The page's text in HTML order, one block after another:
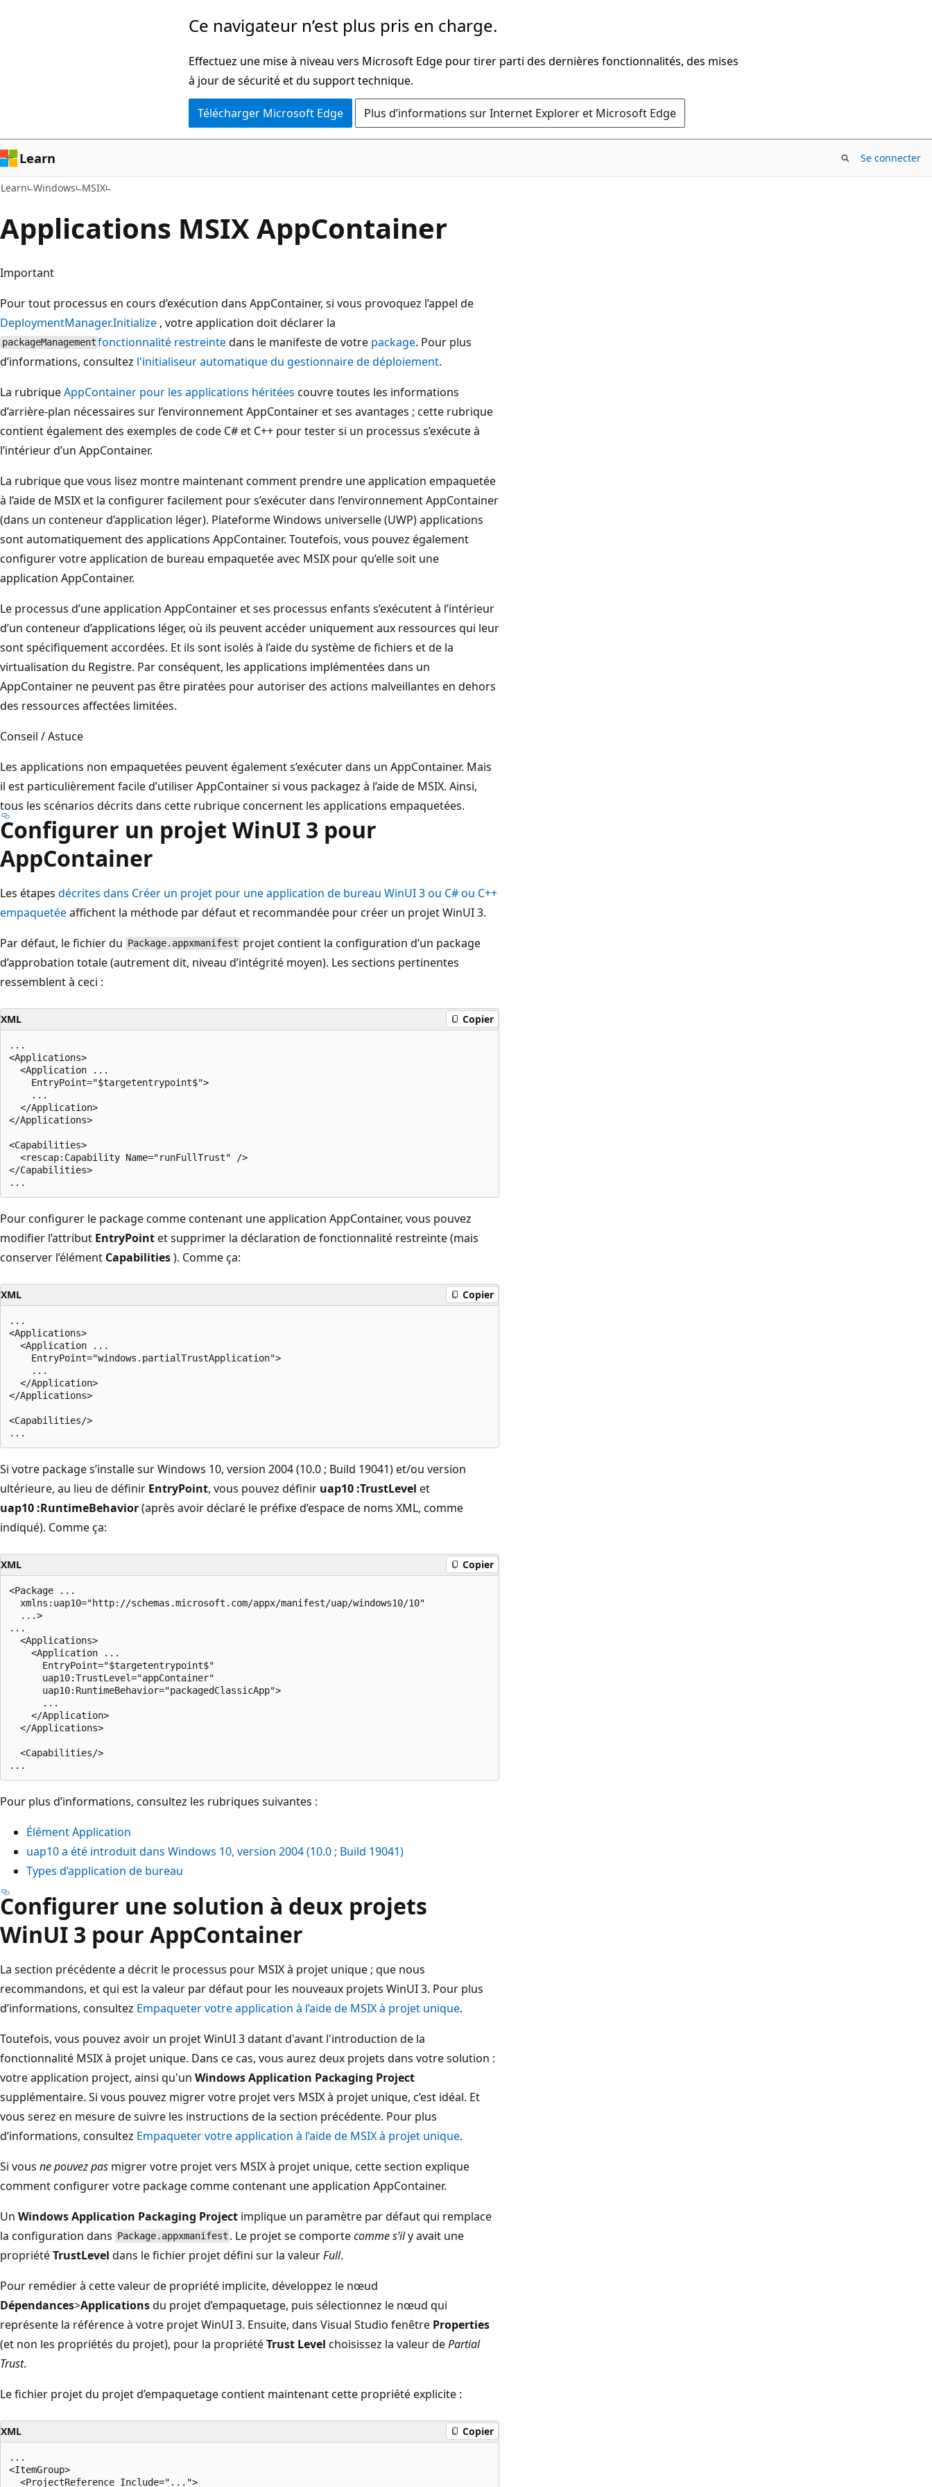
Ce navigateur n’est plus pris en charge.
Effectuez une mise à niveau vers Microsoft Edge pour tirer parti des dernières fonctionnalités, des mises
à jour de sécurité et du support technique.
Télécharger Microsoft Edge Plus d’informations sur Internet Explorer et Microsoft Edge
Learn Se connecter
Learn Windows MSIX
Applications MSIX AppContainer
Important
Pour tout processus en cours d’exécution dans AppContainer, si vous provoquez l’appel de
DeploymentManager.Initialize , votre application doit déclarer la
packageManagement fonctionnalité restreintedans le manifeste de votre package. Pour plus
d’informations, consultez l'initialiseur automatique du gestionnaire de déploiement.
La rubriqueAppContainer pour les applications héritées couvre toutes les informations
d’arrière-plan nécessaires sur l’environnement AppContainer et ses avantages ; cette rubrique
contient également des exemples de code C# et C++ pour tester si un processus s’exécute à
l’intérieur d’un AppContainer.
La rubrique que vous lisez montre maintenant comment prendre une application empaquetée
à l’aide de MSIX et la configurer facilement pour s’exécuter dans l’environnement AppContainer
(dans un conteneur d’application léger). Plateforme Windows universelle (UWP) applications
sont automatiquement des applications AppContainer. Toutefois, vous pouvez également
configurer votre application de bureau empaquetée avec MSIX pour qu’elle soit une
application AppContainer.
Le processus d’une application AppContainer et ses processus enfants s’exécutent à l’intérieur
d’un conteneur d’applications léger, où ils peuvent accéder uniquement aux ressources qui leur
sont spécifiquement accordées. Et ils sont isolés à l’aide du système de fichiers et de la
virtualisation du Registre. Par conséquent, les applications implémentées dans un
AppContainer ne peuvent pas être piratées pour autoriser des actions malveillantes en dehors
des ressources affectées limitées.
Conseil / Astuce
Les applications non empaquetées peuvent également s’exécuter dans un AppContainer. Mais
il est particulièrement facile d’utiliser AppContainer si vous packagez à l’aide de MSIX. Ainsi,
tous les scénarios décrits dans cette rubrique concernent les applications empaquetées.
Configurer un projet WinUI 3 pour
AppContainer
Les étapes décrites dans Créer un projet pour une application de bureau WinUI 3 ou C# ou C++
empaquetéeaffichent la méthode par défaut et recommandée pour créer un projet WinUI 3.
Par défaut, le fichier du Package.appxmanifest projet contient la configuration d’un package
d’approbation totale (autrement dit, niveau d’intégrité moyen). Les sections pertinentes
ressemblent à ceci :
XML Copier
...
<Applications>
  <Application ...
    EntryPoint="$targetentrypoint$">
    ...
  </Application>
</Applications>
<Capabilities>
  <rescap:Capability Name="runFullTrust" />
</Capabilities>
Pour configurer le package comme contenant une application AppContainer, vous pouvez
modifier l’attribut EntryPointet supprimer la déclaration de fonctionnalité restreinte (mais
conserver l’élément Capabilities). Comme ça:
XML Copier
...
<Applications>
  <Application ...
    EntryPoint="windows.partialTrustApplication">
    ...
  </Application>
</Applications>
<Capabilities/>
Si votre package s’installe sur Windows 10, version 2004 (10.0 ; Build 19041) et/ou version
ultérieure, au lieu de définir EntryPoint, vous pouvez définir uap10 :TrustLevel et
uap10 :RuntimeBehavior(après avoir déclaré le préfixe d’espace de noms XML, comme
indiqué). Comme ça:
XML Copier
<Package ...
  xmlns:uap10="http://schemas.microsoft.com/appx/manifest/uap/windows10/10"
  ...>
...
  <Applications>
    <Application ...
      EntryPoint="$targetentrypoint$"
      uap10:TrustLevel="appContainer"
      uap10:RuntimeBehavior="packagedClassicApp">
      ...
    </Application>
  </Applications>
  <Capabilities/>
Pour plus d’informations, consultez les rubriques suivantes :
Élément Application
uap10 a été introduit dans Windows 10, version 2004 (10.0 ; Build 19041)
Types d’application de bureau
Configurer une solution à deux projets
WinUI 3 pour AppContainer
La section précédente a décrit le processus pour MSIX à projet unique ; que nous
recommandons, et qui est la valeur par défaut pour les nouveaux projets WinUI 3. Pour plus
d’informations, consultez Empaqueter votre application à l’aide de MSIX à projet unique.
Toutefois, vous pouvez avoir un projet WinUI 3 datant d'avant l'introduction de la
fonctionnalité MSIX à projet unique. Dans ce cas, vous aurez deux projets dans votre solution :
votre application project, ainsi qu'un Windows Application Packaging Project
supplémentaire. Si vous pouvez migrer votre projet vers MSIX à projet unique, c’est idéal. Et
vous serez en mesure de suivre les instructions de la section précédente. Pour plus
d’informations, consultez Empaqueter votre application à l’aide de MSIX à projet unique.
Si vous ne pouvez pas migrer votre projet vers MSIX à projet unique, cette section explique
comment configurer votre package comme contenant une application AppContainer.
Un Windows Application Packaging Project implique un paramètre par défaut qui remplace
la configuration dans Package.appxmanifest . Le projet se comportecomme s’ily avait une
propriétéTrustLevel dans le fichier projet défini sur la valeurFull.
Pour remédier à cette valeur de propriété implicite, développez le nœud
Dépendances>Applicationsdu projet d’empaquetage, puis sélectionnez le nœud qui
représente la référence à votre projet WinUI 3. Ensuite, dans Visual Studio fenêtre Properties
(et non les propriétés du projet), pour la propriétéTrust Level choisissez la valeur dePartial
Trust.
Le fichier projet du projet d’empaquetage contient maintenant cette propriété explicite :
XML Copier
...
<ItemGroup>
  <ProjectReference Include="...">